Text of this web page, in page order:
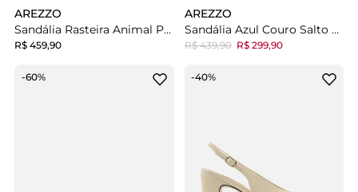
AREZZO
Sandália Rasteira Animal Print Pelo Tiras Largas Fivela
R$ 459,90
AREZZO
Sandália Azul Couro Salto Fino Tiras
R$ 439,90 R$ 299,90
-60% -40%